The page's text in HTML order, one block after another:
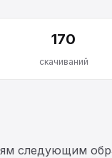
170
скачиваний
следующим